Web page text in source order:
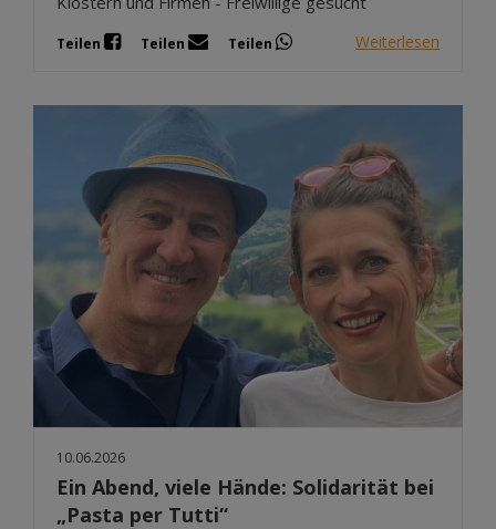
Teilen Teilen Teilen Weiterlesen
10.06.2026
Ein Abend, viele Hände: Solidarität bei
„Pasta per Tutti“